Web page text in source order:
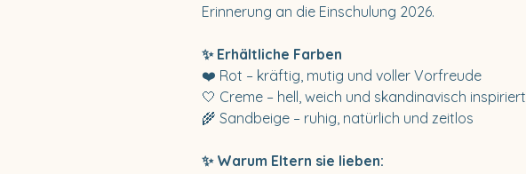
Erinnerung an die Einschulung 2026.
✨ Erhältliche Farben
❤️ Rot – kräftig, mutig und voller Vorfreude
🤍 Creme – hell, weich und skandinavisch inspiriert
🌾 Sandbeige – ruhig, natürlich und zeitlos
✨ Warum Eltern sie lieben: